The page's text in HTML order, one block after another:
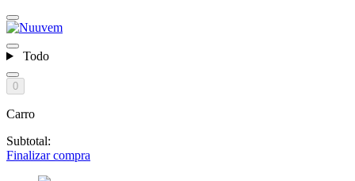
Todo
0
Carro
Subtotal:
Finalizar compra